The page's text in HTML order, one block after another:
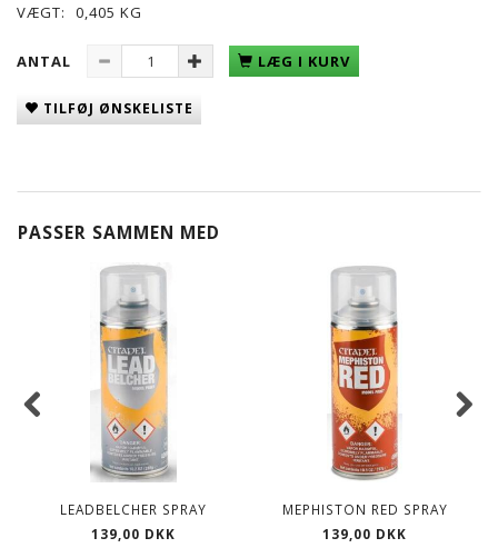
VÆGT:
0,405 KG
ANTAL LÆG I KURV
TILFØJ ØNSKELISTE
PASSER SAMMEN MED
LEADBELCHER SPRAY
139,00 DKK
MEPHISTON RED SPRAY
139,00 DKK